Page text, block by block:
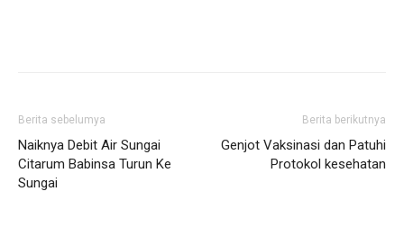
Berita sebelumya
Naiknya Debit Air Sungai
Citarum Babinsa Turun Ke
Sungai
Berita berikutnya
Genjot Vaksinasi dan Patuhi
Protokol kesehatan